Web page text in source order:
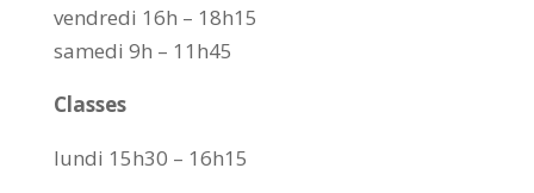
vendredi 16h – 18h15
samedi 9h – 11h45
Classes
lundi 15h30 – 16h15